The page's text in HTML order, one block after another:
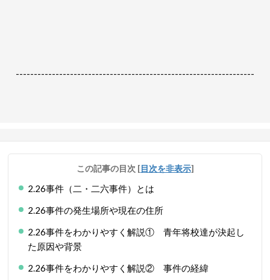
------------------------------------------------------------------
この記事の目次 [目次を非表示]
2.26事件（二・二六事件）とは
2.26事件の発生場所や現在の住所
2.26事件をわかりやすく解説① 青年将校達が決起し
た原因や背景
2.26事件をわかりやすく解説② 事件の経緯